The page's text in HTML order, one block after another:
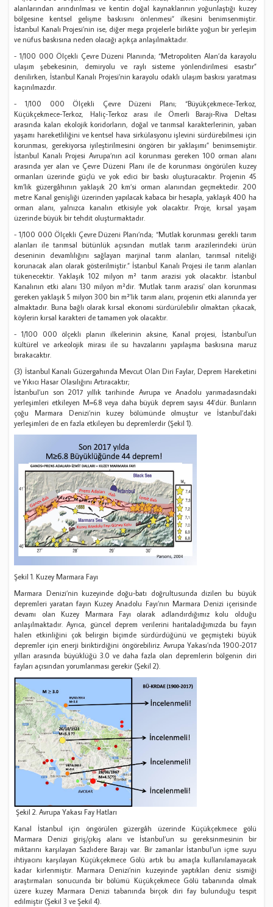
alanlarından arındırılması ve kentin doğal kaynaklarının yoğunlaştığı kuzey
bölgesine kentsel gelişme baskısını önlenmesi” ilkesini benimsenmiştir.
İstanbul Kanalı Projesi’nin ise, diğer mega projelerle birlikte yoğun bir yerleşim
ve nüfus baskısına neden olacağı açıkça anlaşılmaktadır.
- 1/100 000 Ölçekli Çevre Düzeni Planında; “Metropoliten Alan’da karayolu
ulaşım şebekesinin, demiryolu ve raylı sisteme yönlendirilmesi esastır”
denilirken, İstanbul Kanalı Projesi’nin karayolu odaklı ulaşım baskısı yaratması
kaçınılmazdır.
- 1/100 000 Ölçekli Çevre Düzeni Planı; “Büyükçekmece-Terkoz,
Küçükçekmece-Terkoz, Haliç-Terkoz arası ile Ömerli Barajı-Riva Deltası
arasında kalan ekolojik koridorların, doğal ve tarımsal karakterlerinin, yaban
yaşamı hareketliliğini ve kentsel hava sirkülasyonu işlevini sürdürebilmesi için
korunması, gerekiyorsa iyileştirilmesini öngören bir yaklaşımı” benimsemiştir.
İstanbul Kanalı Projesi Avrupa’nın acil korunması gereken 100 orman alanı
arasında yer alan ve Çevre Düzeni Planı ile de korunması öngörülen kuzey
ormanları üzerinde güçlü ve yok edici bir baskı oluşturacaktır. Projenin 45
km’lik güzergâhının yaklaşık 20 km’si orman alanından geçmektedir. 200
metre Kanal genişliği üzerinden yapılacak kabaca bir hesapla, yaklaşık 400 ha
orman alanı, yalnızca kanalın etkisiyle yok olacaktır. Proje, kırsal yaşam
üzerinde büyük bir tehdit oluşturmaktadır.
- 1/100 000 Ölçekli Çevre Düzeni Planı’nda; “Mutlak korunması gerekli tarım
alanları ile tarımsal bütünlük açısından mutlak tarım arazilerindeki ürün
deseninin devamlılığını sağlayan marjinal tarım alanları, tarımsal niteliği
korunacak alan olarak gösterilmiştir.” İstanbul Kanalı Projesi ile tarım alanları
tükenecektir. Yaklaşık 102 milyon m² tarım arazisi yok olacaktır. İstanbul
Kanalının etki alanı 130 milyon m²dir. ‘Mutlak tarım arazisi' olan korunması
gereken yaklaşık 5 milyon 300 bin m²'lik tarım alanı, projenin etki alanında yer
almaktadır. Buna bağlı olarak kırsal ekonomi sürdürülebilir olmaktan çıkacak,
köylerin kırsal karakteri de tamamen yok olacaktır.
- 1/100 000 ölçekli planın ilkelerinin aksine, Kanal projesi, İstanbul’un
kültürel ve arkeolojik mirası ile su havzalarını yapılaşma baskısına maruz
bırakacaktır.
(3) İstanbul Kanalı Güzergahında Mevcut Olan Diri Faylar, Deprem Hareketini
ve Yıkıcı Hasar Olasılığını Artıracaktır;
İstanbul’un son 2017 yıllık tarihinde Avrupa ve Anadolu yarımadasındaki
yerleşimleri etkileyen M=6.8 veya daha büyük deprem sayısı 44’dür. Bunların
çoğu Marmara Denizi’nin kuzey bölümünde olmuştur ve İstanbul’daki
yerleşimleri de en fazla etkileyen bu depremlerdir (Şekil 1).
Şekil 1. Kuzey Marmara Fayı
Marmara Denizi’nin kuzeyinde doğu-batı doğrultusunda dizilen bu büyük
depremleri yaratan fayın Kuzey Anadolu Fayı’nın Marmara Denizi içerisinde
devamı olan Kuzey Marmara Fayı olarak adlandırdığımız kolu olduğu
anlaşılmaktadır. Ayrıca, güncel deprem verilerini haritaladığımızda bu fayın
halen etkinliğini çok belirgin biçimde sürdürdüğünü ve geçmişteki büyük
depremler için enerji biriktirdiğini öngörebiliriz. Avrupa Yakası’nda 1900-2017
yılları arasında büyüklüğü 3.0 ve daha fazla olan depremlerin bölgenin diri
fayları açısından yorumlanması gerekir (Şekil 2).
Şekil 2. Avrupa Yakası Fay Hatları
Kanal İstanbul için öngörülen güzergâh üzerinde Küçükçekmece gölü
Marmara Denizi giriş/çıkış alanı ve İstanbul’un su gereksinmesinin bir
miktarını karşılayan Sazlıdere Barajı var. Bir zamanlar İstanbul’un içme suyu
ihtiyacını karşılayan Küçükçekmece Gölü artık bu amaçla kullanılamayacak
kadar kirlenmiştir. Marmara Denizi’nin kuzeyinde yaptıkları deniz sismiği
araştırmaları sonucunda bir bölümü Küçükçekmece Gölü tabanında olmak
üzere kuzey Marmara Denizi tabanında birçok diri fay bulunduğu tespit
edilmiştir (Şekil 3 ve Şekil 4).